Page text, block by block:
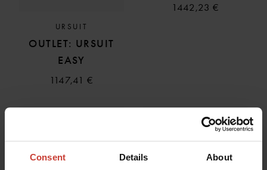
Consent Details About
URSUIT
OUTLET: URSUIT
EASY
1147,41 €
1442,23 €